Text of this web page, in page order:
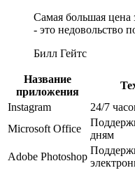
Самая большая цена
- это недовольство
Билл Гейтс
Название
приложения
Instagram
24/7
Microsoft Office
дням
Adobe Photoshop